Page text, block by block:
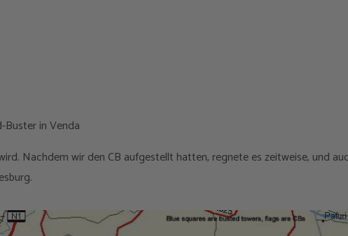
Buster in Venda
Nachdem wir den CB aufgestellt hatten, regnete es zeitweise, und